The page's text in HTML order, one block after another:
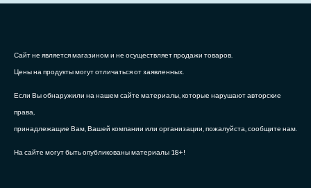
Сайт не является магазином и не осуществляет продажи товаров.
Цены на продукты могут отличаться от заявленных.
Если Вы обнаружили на нашем сайте материалы, которые нарушают авторские
права,
принадлежащие Вам, Вашей компании или организации, пожалуйста, сообщите нам.
На сайте могут быть опубликованы материалы 18+!